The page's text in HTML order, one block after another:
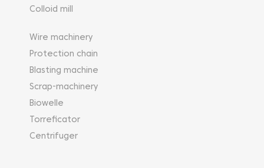
Colloid mill
Wire machinery
Protection chain
Blasting machine
Scrap-machinery
Biowelle
Torreficator
Centrifuger